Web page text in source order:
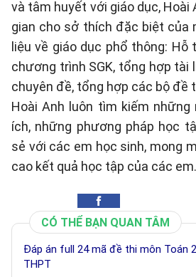
và tâm huyết với giáo dục, Hoài
gian cho sở thích đặc biệt của
liệu về giáo dục phổ thông:
chương trình SGK, tổng hợp tài
chuyên đề, tổng hợp các bộ đề
Hoài Anh luôn tìm kiếm
ích, những phương pháp học
sẻ với các em học sinh, mong
cao kết quả học tập của các em.
CÓ THỂ BẠN QUAN TÂM
Đáp án full 24 mã đề thi môn Toán
THPT